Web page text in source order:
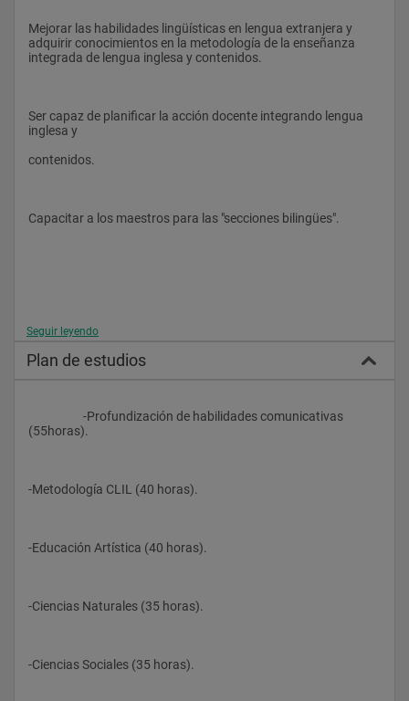
Mejorar las habilidades lingüísticas en lengua extranjera y
adquirir conocimientos en la metodología de la enseñanza
integrada de lengua inglesa y contenidos.
Ser capaz de planificar la acción docente integrando lengua
inglesa y
contenidos.
Capacitar a los maestros para las "secciones bilingües".
Seguir leyendo
Plan de estudios
(55horas).
-Metodología CLIL (40 horas).
-Educación Artística (40 horas).
-Ciencias Naturales (35 horas).
-Ciencias Sociales (35 horas).